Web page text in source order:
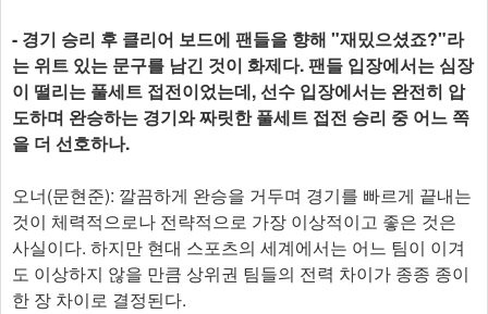
- 경기 승리 후 클리어 보드에 팬들을 향해 "재밌으셨죠?"라
는 위트 있는 문구를 남긴 것이 화제다. 팬들 입장에서는 심장
이 떨리는 풀세트 접전이었는데, 선수 입장에서는 완전히 압
도하며 완승하는 경기와 짜릿한 풀세트 접전 승리 중 어느 쪽
을 더 선호하나.
오너(문현준): 깔끔하게 완승을 거두며 경기를 빠르게 끝내는
것이 체력적으로나 전략적으로 가장 이상적이고 좋은 것은
사실이다. 하지만 현대 스포츠의 세계에서는 어느 팀이 이겨
도 이상하지 않을 만큼 상위권 팀들의 전력 차이가 종종 종이
한 장 차이로 결정된다.